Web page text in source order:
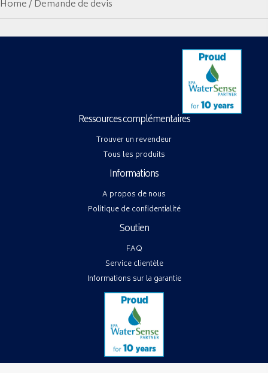
Home/ Demande de devis
Ressources complémentaires
Trouver un revendeur
Tous les produits
Informations
A propos de nous
Politique de confidentialité
Soutien
FAQ
Service clientèle
Informations sur la garantie